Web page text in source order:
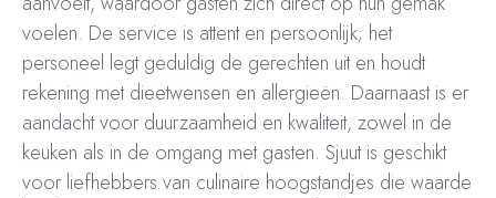
voelen. De service is attent en persoonlijk; het
personeel legt geduldig de gerechten uit en houdt
rekening met dieetwensen en allergieën. Daarnaast is er
aandacht voor duurzaamheid en kwaliteit, zowel in de
keuken als in de omgang met gasten. Sjuut is geschikt
voor liefhebbers van culinaire hoogstandjes die waarde